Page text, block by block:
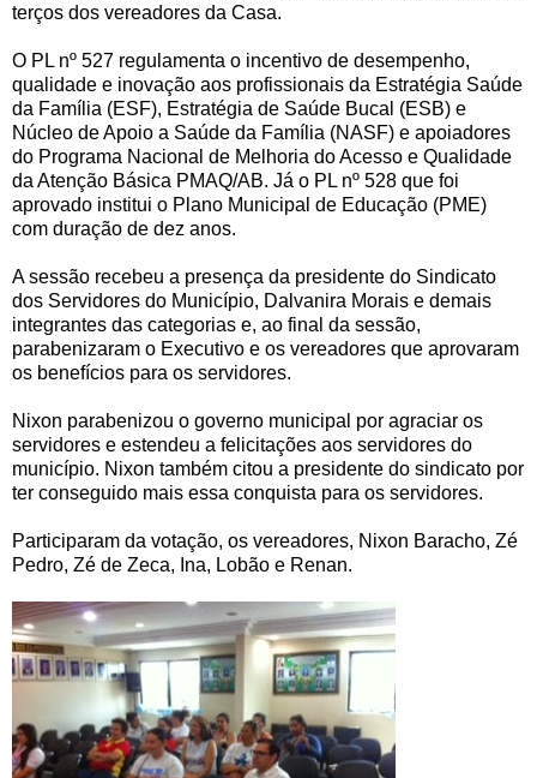
terços dos vereadores da Casa.
O PL nº 527 regulamenta o incentivo de desempenho,
qualidade e inovação aos profissionais da Estratégia Saúde
da Família (ESF), Estratégia de Saúde Bucal (ESB) e
Núcleo de Apoio a Saúde da Família (NASF) e apoiadores
do Programa Nacional de Melhoria do Acesso e Qualidade
da Atenção Básica PMAQ/AB. Já o PL nº 528 que foi
aprovado institui o Plano Municipal de Educação (PME)
com duração de dez anos.
A sessão recebeu a presença da presidente do Sindicato
dos Servidores do Município, Dalvanira Morais e demais
integrantes das categorias e, ao final da sessão,
parabenizaram o Executivo e os vereadores que aprovaram
os benefícios para os servidores.
Nixon parabenizou o governo municipal por agraciar os
servidores e estendeu a felicitações aos servidores do
município. Nixon também citou a presidente do sindicato por
ter conseguido mais essa conquista para os servidores.
Participaram da votação, os vereadores, Nixon Baracho, Zé
Pedro, Zé de Zeca, Ina, Lobão e Renan.